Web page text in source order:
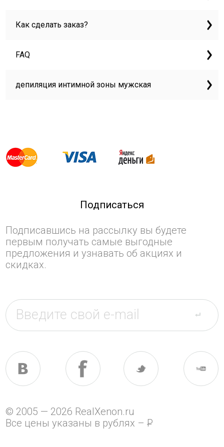
Как сделать заказ?
FAQ
депиляция интимной зоны мужская
Подписаться
Подписавшись на рассылку вы будете
первым получать самые выгодные
предложения и узнавать об акциях и
скидках.
© 2005 — 2026 RealXenon.ru
Все цены указаны в рублях –P